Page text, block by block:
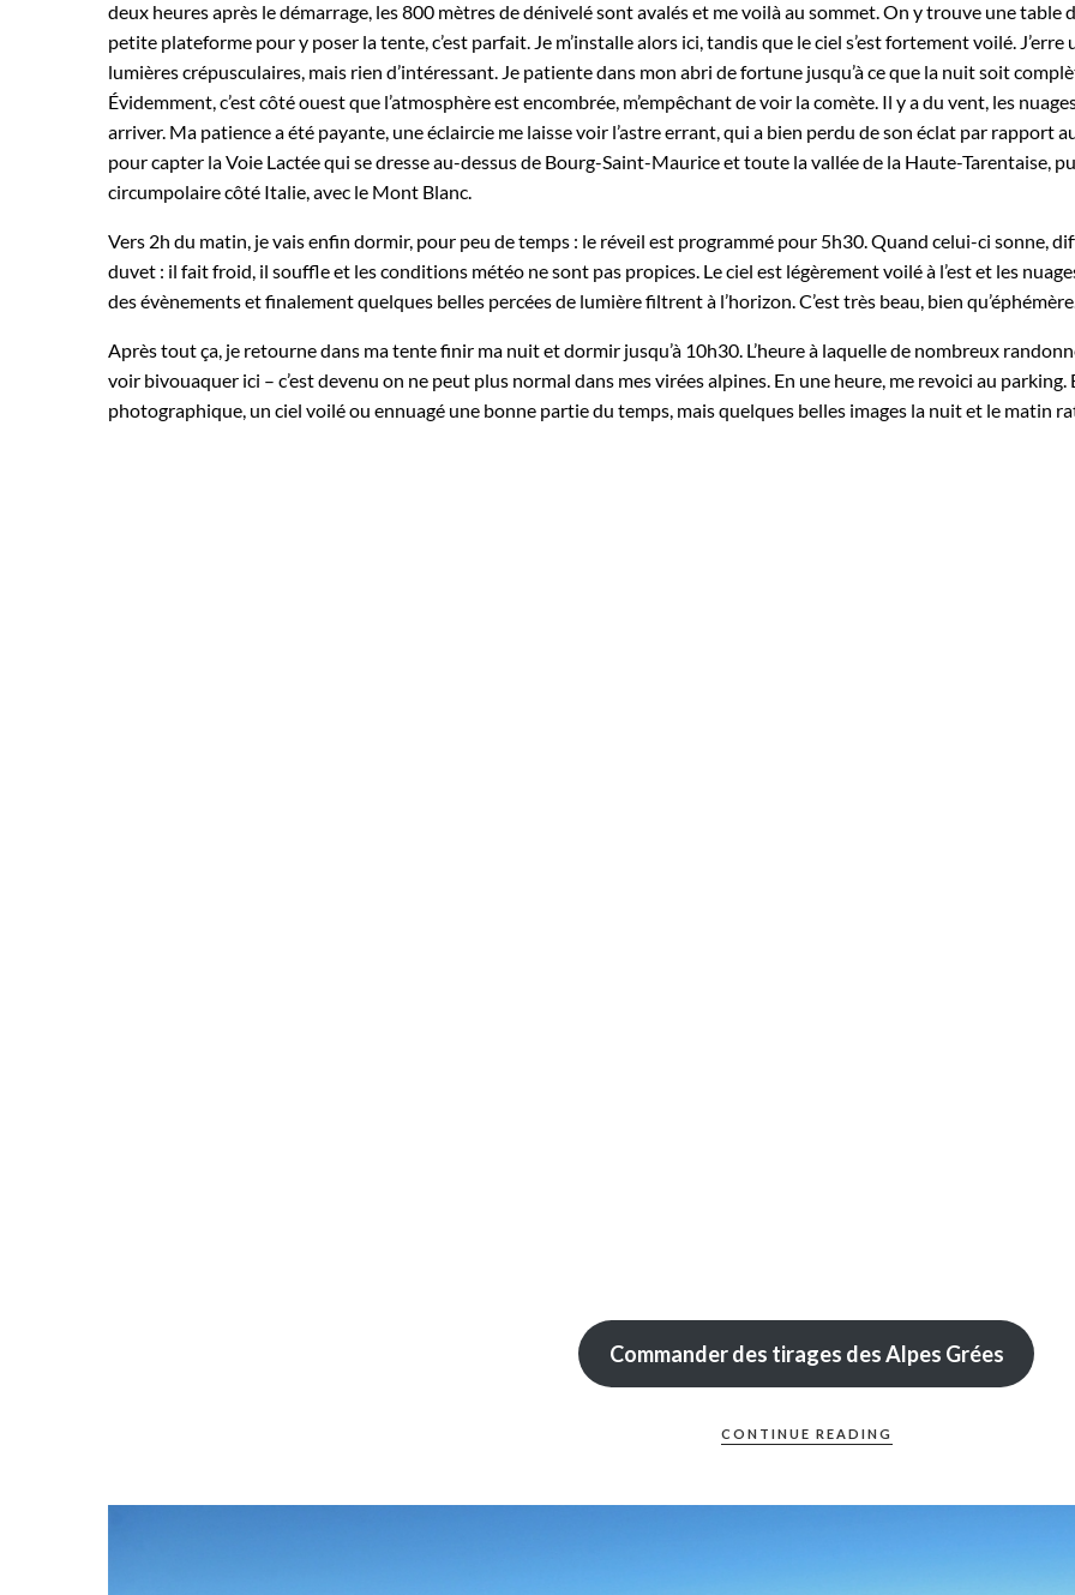
deux heures après le démarrage, les 800 mètres de dénivelé sont avalés et me voilà au sommet. On y trouve une
petite plateforme pour y poser la tente, c’est parfait. Je m’installe alors ici, tandis que le ciel s’est fortement voilé.
lumières crépusculaires, mais rien d’intéressant. Je patiente dans mon abri de fortune jusqu’à ce que la nuit soit
Évidemment, c’est côté ouest que l’atmosphère est encombrée, m’empêchant de voir la comète. Il y a du vent, les
arriver. Ma patience a été payante, une éclaircie me laisse voir l’astre errant, qui a bien perdu de son éclat par rapport
pour capter la Voie Lactée qui se dresse au-dessus de Bourg-Saint-Maurice et toute la vallée de la Haute-Tarentaise,
circumpolaire côté Italie, avec le Mont Blanc.
Vers 2h du matin, je vais enfin dormir, pour peu de temps : le réveil est programmé pour 5h30. Quand celui-ci sonne,
duvet : il fait froid, il souffle et les conditions météo ne sont pas propices. Le ciel est légèrement voilé à l’est et les
des évènements et finalement quelques belles percées de lumière filtrent à l’horizon. C’est très beau, bien
Après tout ça, je retourne dans ma tente finir ma nuit et dormir jusqu’à 10h30. L’heure à laquelle de nombreux
voir bivouaquer ici – c’est devenu on ne peut plus normal dans mes virées alpines. En une heure, me revoici au
photographique, un ciel voilé ou ennuagé une bonne partie du temps, mais quelques belles images la nuit et le matin
Commander des tirages des Alpes Grées
CONTINUE READING